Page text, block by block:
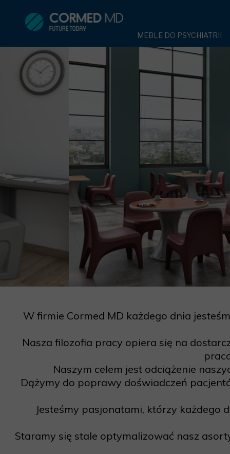
MEBLE DO PSYCHIATRII
ŁÓŻKA PSYCHIATRYCZNE
MEBLE BEHAWIORALNE
KRZESŁA
SZAFY UBRANIOWE
SZAFKI PRZYŁÓŻKOWE
MEBLE PIANKOWE DO
DRZWI I OKNA DO
MEBLE CORTECH
OBUDOWA OCHRONNA TV
OSŁONA GRZEJNIKA
MEBLE DO PSYCHIATRII
ŁÓŻKA REHABILITACYJNE
TAPCZAN Z METALOWYM STELAŻEM
STOŁY
SZAFY UBRANIOWE Z LAMINATU
SZAFKI PRZYŁÓŻKOWE
MEBLE WIĘZIENNE
MASKA
BODYFIX
W firmie Cormed MD każdego dnia
Nasza filozofia pracy opiera się na
Naszym celem jest odciążenie
Dążymy do poprawy doświadczeń
Jesteśmy pasjonatami, którzy każdego
Staramy się stale optymalizować nasz